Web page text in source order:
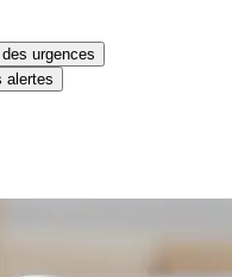
urgences
alertes